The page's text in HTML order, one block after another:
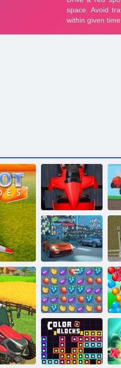
Vormel Fever
3d Night City 2
mängija
võidusõit
VIIRA